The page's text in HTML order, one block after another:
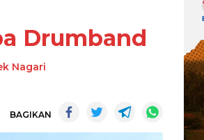
Drumband
Nagari
BAGIKAN